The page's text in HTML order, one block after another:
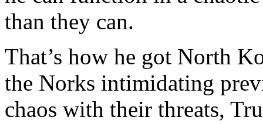
than they can.
That’s how he got North
the Norks intimidating
chaos with their threats,